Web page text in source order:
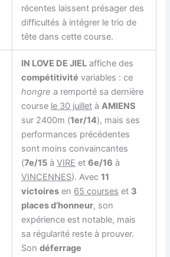
récentes laissent présager des
difficultés à intégrer le trio de
tête dans cette course.
IN LOVE DE JIEL affiche des
compétitivité variables : ce
hongre a remporté sa dernière
course le 30 juillet à AMIENS
sur 2400m (1er/14), mais ses
performances précédentes
sont moins convaincantes
(7e/15 àVIRE et6e/16 à
VINCENNES). Avec11
victoires en 65 courses et 3
places d’honneur, son
expérience est notable, mais
sa régularité reste à prouver.
Sondéferrage